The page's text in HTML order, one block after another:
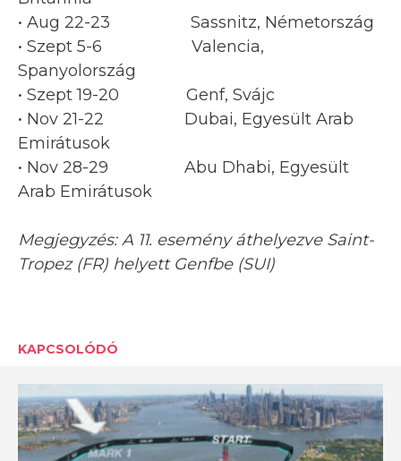
• Aug 22-23 Sassnitz, Németország
• Szept 5-6 Valencia,
Spanyolország
• Szept 19-20 Genf, Svájc
• Nov 21-22 Dubai, Egyesült Arab
Emirátusok
• Nov 28-29 Abu Dhabi, Egyesült
Arab Emirátusok
Megjegyzés: A 11. esemény áthelyezve Saint-
Tropez (FR) helyett Genfbe (SUI)
KAPCSOLÓDÓ